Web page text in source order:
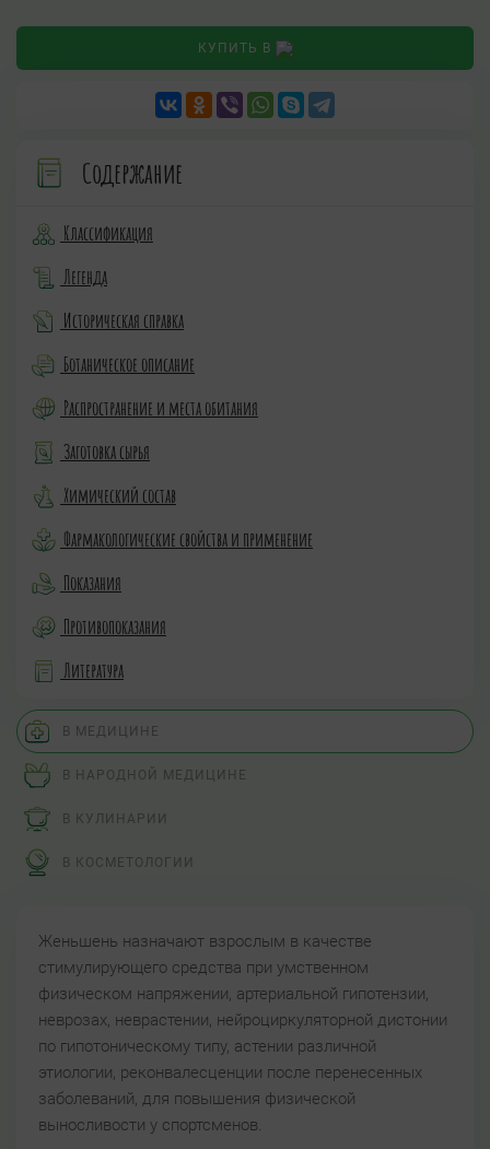
КУПИТЬ В
Содержание
Классификация
Легенда
Историческая справка
Ботаническое описание
Распространение и места обитания
Заготовка сырья
Химический состав
Фармакологические свойства и применение
Показания
Противопоказания
Литература
В МЕДИЦИНЕ
В НАРОДНОЙ МЕДИЦИНЕ
В КУЛИНАРИИ
В КОСМЕТОЛОГИИ
Женьшень назначают взрослым в качестве
стимулирующего средства при умственном
физическом напряжении, артериальной гипотензии,
неврозах, неврастении, нейроциркуляторной дистонии
по гипотоническому типу, астении различной
этиологии, реконвалесценции после перенесенных
заболеваний, для повышения физической
выносливости у спортсменов.